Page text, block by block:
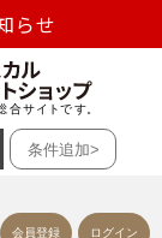
らせ
止のお知らせ
よるお荷物のお
条件追加>
会員登録 ログイン